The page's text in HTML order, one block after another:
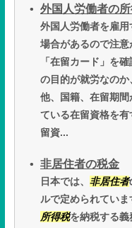
外国人労働者の
外国人労働者を雇用
場合があるので注
「在留カード」を
の目的が就労なの
他、国籍、在留期
ている在留資格を
留資...
非居住者の税金
日本では、 非居住者
ルで定められていま
所得税を納税する義